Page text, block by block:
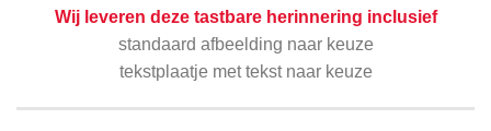
Wij leveren deze tastbare herinnering inclusief
standaard afbeelding naar keuze
tekstplaatje met tekst naar keuze